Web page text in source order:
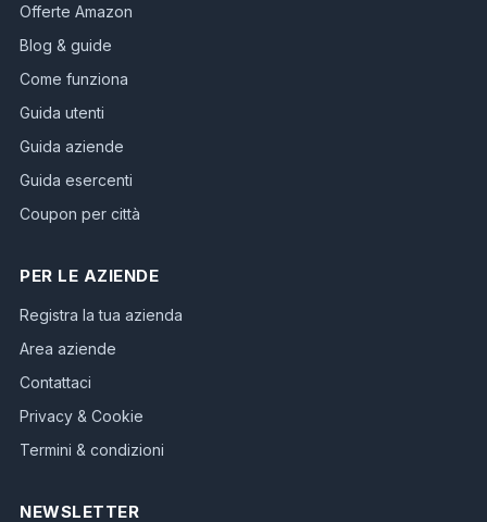
Offerte Amazon
Blog & guide
Come funziona
Guida utenti
Guida aziende
Guida esercenti
Coupon per città
PER LE AZIENDE
Registra la tua azienda
Area aziende
Contattaci
Privacy & Cookie
Termini & condizioni
NEWSLETTER